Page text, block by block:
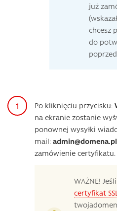
już
chcesz
do
Po kliknięciu przycisku:
na ekranie zostanie
ponownej wysyłki
mail: admin@domena.pl
zamówienie certyfikatu.
WAŻNE!
certyfikat